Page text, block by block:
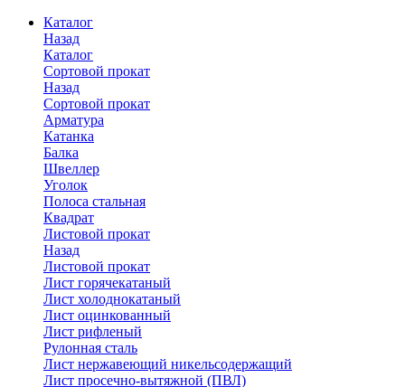
Каталог
Назад
Каталог
Сортовой прокат
Назад
Сортовой прокат
Арматура
Катанка
Балка
Швеллер
Уголок
Полоса стальная
Квадрат
Листовой прокат
Назад
Листовой прокат
Лист горячекатаный
Лист холоднокатаный
Лист оцинкованный
Лист рифленый
Рулонная сталь
Лист нержавеющий никельсодержащий
Лист просечно-вытяжной (ПВЛ)